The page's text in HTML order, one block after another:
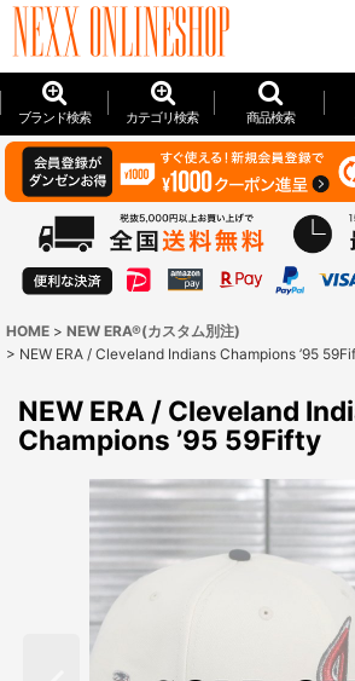
ブランド検索 カテゴリ検索 商品検索
HOME > NEW ERA®(カスタム別注)
> NEW ERA / Cleveland Indians Champions ’95
NEW ERA / Cleveland
Champions ’95 59Fifty